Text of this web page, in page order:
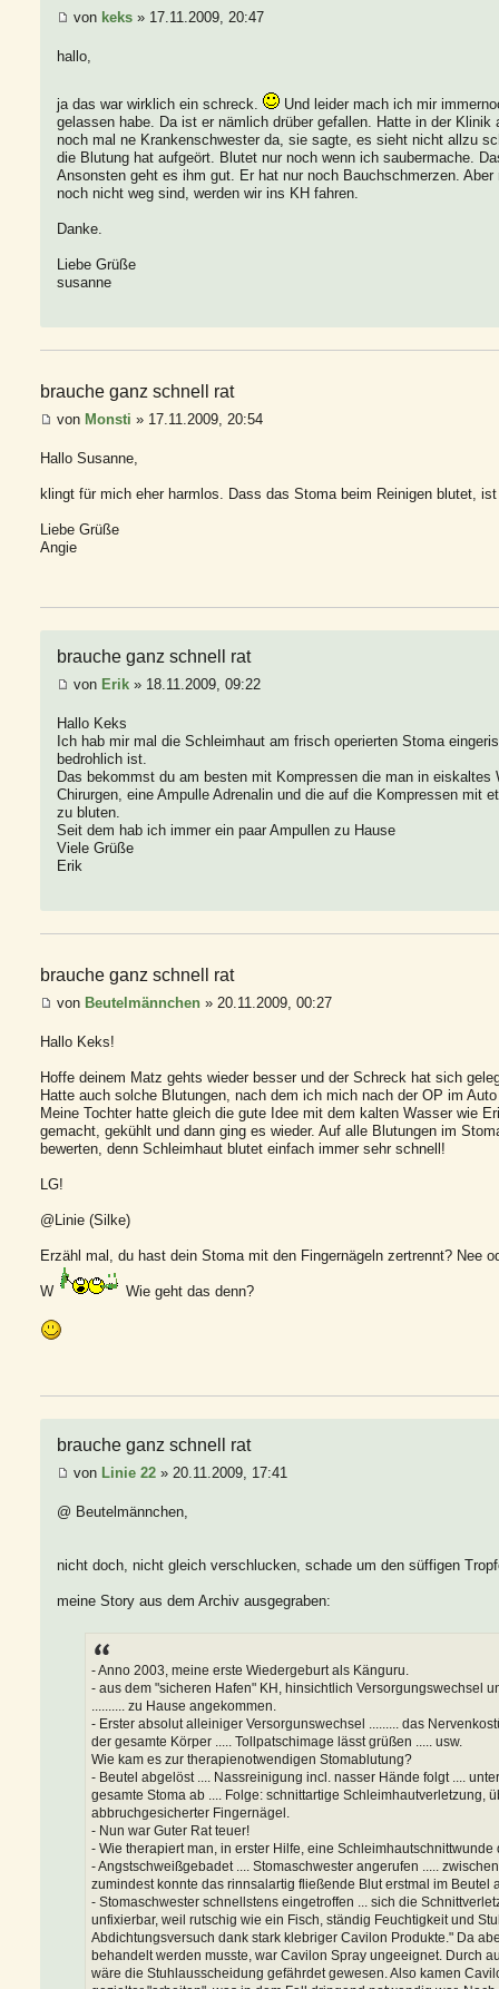
von keks » 17.11.2009, 20:47
hallo,
ja das war wirklich ein schreck.
Und leider mach ich mir
gelassen habe. Da ist er nämlich drüber gefallen. Hatte in der Klinik
noch mal ne Krankenschwester da, sie sagte, es sieht nicht allzu
die Blutung hat aufgeört. Blutet nur noch wenn ich saubermache.
Ansonsten geht es ihm gut. Er hat nur noch Bauchschmerzen.
noch nicht weg sind, werden wir ins KH fahren.
Danke.
Liebe Grüße
susanne
brauche ganz schnell rat
von Monsti » 17.11.2009, 20:54
Hallo Susanne,
klingt für mich eher harmlos. Dass das Stoma beim Reinigen blutet,
Liebe Grüße
Angie
brauche ganz schnell rat
von Erik » 18.11.2009, 09:22
Hallo Keks
Ich hab mir mal die Schleimhaut am frisch operierten Stoma
bedrohlich ist.
Das bekommst du am besten mit Kompressen die man in
Chirurgen, eine Ampulle Adrenalin und die auf die Kompressen mit
zu bluten.
Seit dem hab ich immer ein paar Ampullen zu Hause
Viele Grüße
Erik
brauche ganz schnell rat
von Beutelmännchen » 20.11.2009, 00:27
Hallo Keks!
Hoffe deinem Matz gehts wieder besser und der Schreck hat sich
Hatte auch solche Blutungen, nach dem ich mich nach der OP im
Meine Tochter hatte gleich die gute Idee mit dem kalten Wasser wie
gemacht, gekühlt und dann ging es wieder. Auf alle Blutungen im
bewerten, denn Schleimhaut blutet einfach immer sehr schnell!
LG!
@Linie (Silke)
Erzähl mal, du hast dein Stoma mit den Fingernägeln zertrennt? Nee
W Wie geht das denn?
brauche ganz schnell rat
von Linie 22 » 20.11.2009, 17:41
@ Beutelmännchen,
nicht doch, nicht gleich verschlucken, schade um den süffigen
meine Story aus dem Archiv ausgegraben:
- Anno 2003, meine erste Wiedergeburt als Känguru.
- aus dem "sicheren Hafen" KH, hinsichtlich Versorgungswechsel
.......... zu Hause angekommen.
- Erster absolut alleiniger Versorgunswechsel ......... das
der gesamte Körper ..... Tollpatschimage lässt grüßen ..... usw.
Wie kam es zur therapienotwendigen Stomablutung?
- Beutel abgelöst .... Nassreinigung incl. nasser Hände folgt ....
gesamte Stoma ab .... Folge: schnittartige Schleimhautverletzung,
abbruchgesicherter Fingernägel.
- Nun war Guter Rat teuer!
- Wie therapiert man, in erster Hilfe, eine
- Angstschweißgebadet .... Stomaschwester angerufen .....
zumindest konnte das rinnsalartig fließende Blut erstmal im Beutel
- Stomaschwester schnellstens eingetroffen ... sich die
unfixierbar, weil rutschig wie ein Fisch, ständig Feuchtigkeit und
Abdichtungsversuch dank stark klebriger Cavilon Produkte." Da
behandelt werden musste, war Cavilon Spray ungeeignet. Durch
wäre die Stuhlausscheidung gefährdet gewesen. Also kamen